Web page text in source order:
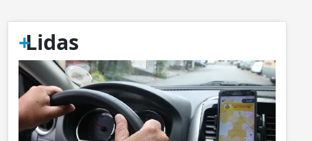
+
Lidas